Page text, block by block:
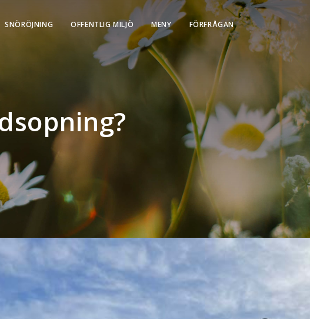
SNÖRÖJNING OFFENTLIG MILJÖ MENY FÖRFRÅGAN